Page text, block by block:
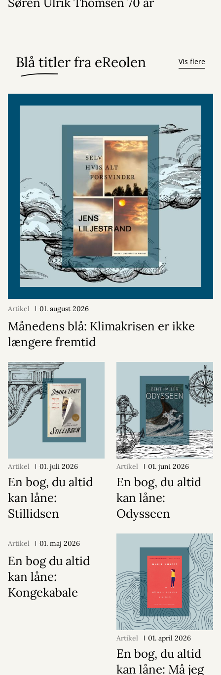
Blå titler fra eReolen Vis flere
Artikel 01. august 2026
Månedens blå: Klimakrisen er ikke
længere fremtid
Artikel 01. juli 2026
En bog, du altid
kan låne:
Stillidsen
Artikel 01. juni 2026
En bog, du altid
kan låne:
Odysseen
Artikel 01. maj 2026
En bog du altid
kan låne:
Kongekabale
Artikel 01. april 2026
En bog, du altid
kan låne: Må jeg